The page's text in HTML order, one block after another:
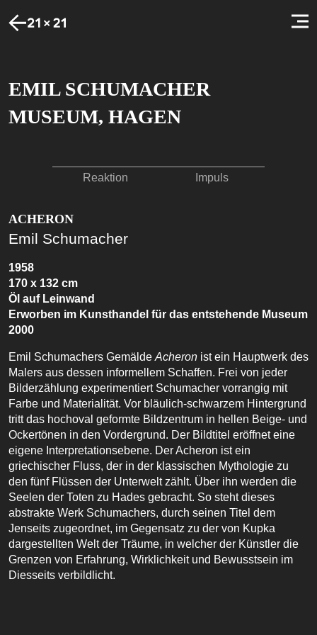
EMIL SCHUMACHER
MUSEUM, HAGEN
Reaktion Impuls
ACHERON
Emil Schumacher
1958
170 x 132 cm
Öl auf Leinwand
Erworben im Kunsthandel für das entstehende Museum
2000
Emil Schumachers Gemälde Acheron ist ein Hauptwerk des
Malers aus dessen informellem Schaffen. Frei von jeder
Bilderzählung experimentiert Schumacher vorrangig mit
Farbe und Materialität. Vor bläulich-schwarzem Hintergrund
tritt das hochoval geformte Bildzentrum in hellen Beige- und
Ockertönen in den Vordergrund. Der Bildtitel eröffnet eine
eigene Interpretationsebene. Der Acheron ist ein
griechischer Fluss, der in der klassischen Mythologie zu
den fünf Flüssen der Unterwelt zählt. Über ihn werden die
Seelen der Toten zu Hades gebracht. So steht dieses
abstrakte Werk Schumachers, durch seinen Titel dem
Jenseits zugeordnet, im Gegensatz zu der von Kupka
dargestellten Welt der Träume, in welcher der Künstler die
Grenzen von Erfahrung, Wirklichkeit und Bewusstsein im
Diesseits verbildlicht.